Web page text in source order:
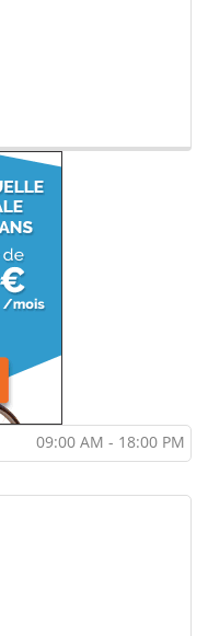
09:00 AM - 18:00 PM